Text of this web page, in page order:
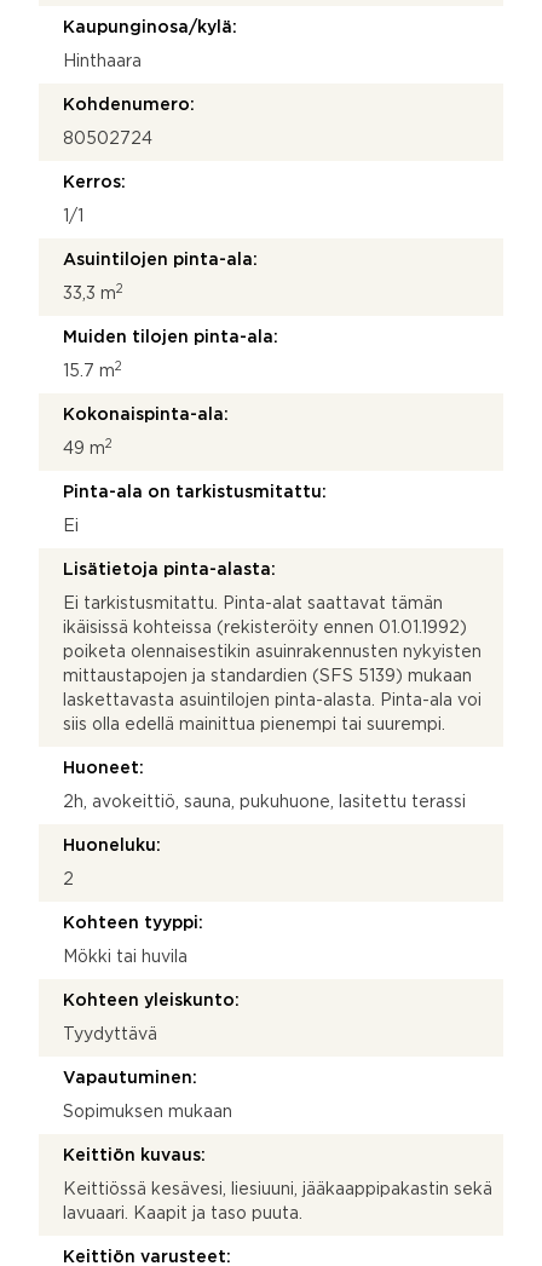
Kaupunginosa/kylä:
Hinthaara
Kohdenumero:
80502724
Kerros:
1/1
Asuintilojen pinta-ala:
33,3 m2
Muiden tilojen pinta-ala:
15.7 m2
Kokonaispinta-ala:
49 m2
Pinta-ala on tarkistusmitattu:
Ei
Lisätietoja pinta-alasta:
Ei tarkistusmitattu. Pinta-alat saattavat tämän
ikäisissä kohteissa (rekisteröity ennen 01.01.1992)
poiketa olennaisestikin asuinrakennusten nykyisten
mittaustapojen ja standardien (SFS 5139) mukaan
laskettavasta asuintilojen pinta-alasta. Pinta-ala voi
siis olla edellä mainittua pienempi tai suurempi.
Huoneet:
2h, avokeittiö, sauna, pukuhuone, lasitettu terassi
Huoneluku:
2
Kohteen tyyppi:
Mökki tai huvila
Kohteen yleiskunto:
Tyydyttävä
Vapautuminen:
Sopimuksen mukaan
Keittiön kuvaus:
Keittiössä kesävesi, liesiuuni, jääkaappipakastin sekä
lavuaari. Kaapit ja taso puuta.
Keittiön varusteet: